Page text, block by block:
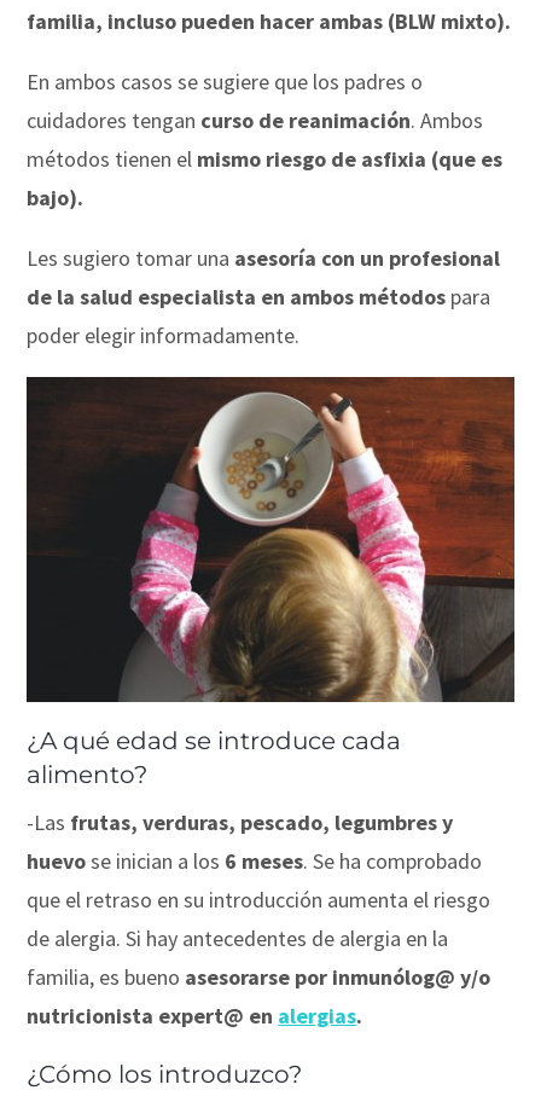
familia, incluso pueden hacer ambas (BLW mixto).
En ambos casos se sugiere que los padres o
cuidadores tengan curso de reanimación. Ambos
métodos tienen el mismo riesgo de asfixia (que es
bajo).
Les sugiero tomar una asesoría con un profesional
de la salud especialista en ambos métodos para
poder elegir informadamente.
¿A qué edad se introduce cada
alimento?
-Las frutas, verduras, pescado, legumbres y
huevose inician a los 6 meses. Se ha comprobado
que el retraso en su introducción aumenta el riesgo
de alergia. Si hay antecedentes de alergia en la
familia, es bueno asesorarse por inmunólog@ y/o
nutricionista expert@ en alergias.⠀
¿Cómo los introduzco?